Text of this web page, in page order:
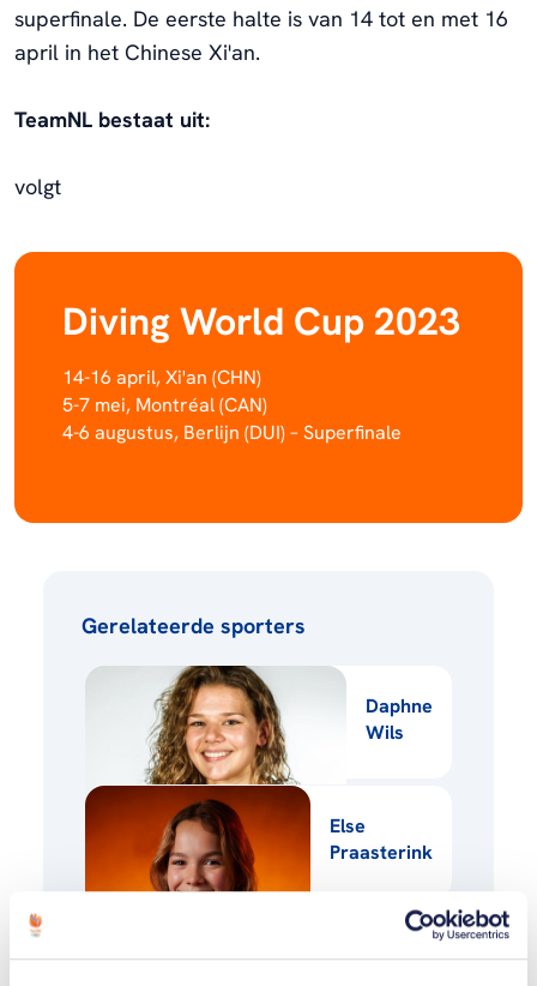
superfinale. De eerste halte is van 14 tot en met 16
april in het Chinese Xi'an.
TeamNL bestaat uit:
volgt
Diving World Cup 2023
14-16 april, Xi'an (CHN)
5-7 mei, Montréal (CAN)
4-6 augustus, Berlijn (DUI) – Superfinale
Gerelateerde sporters
Daphne
Wils
Else
Praasterink